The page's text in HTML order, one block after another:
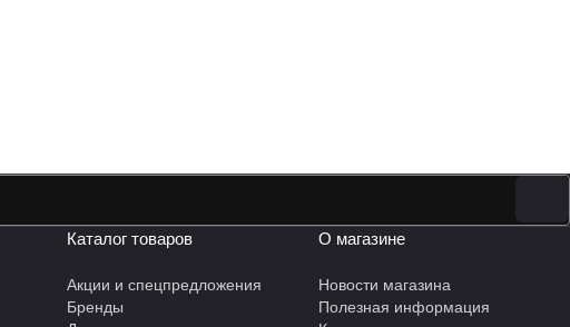
Каталог товаров
Акции и спецпредложения
Бренды
О магазине
Новости магазина
Полезная информация